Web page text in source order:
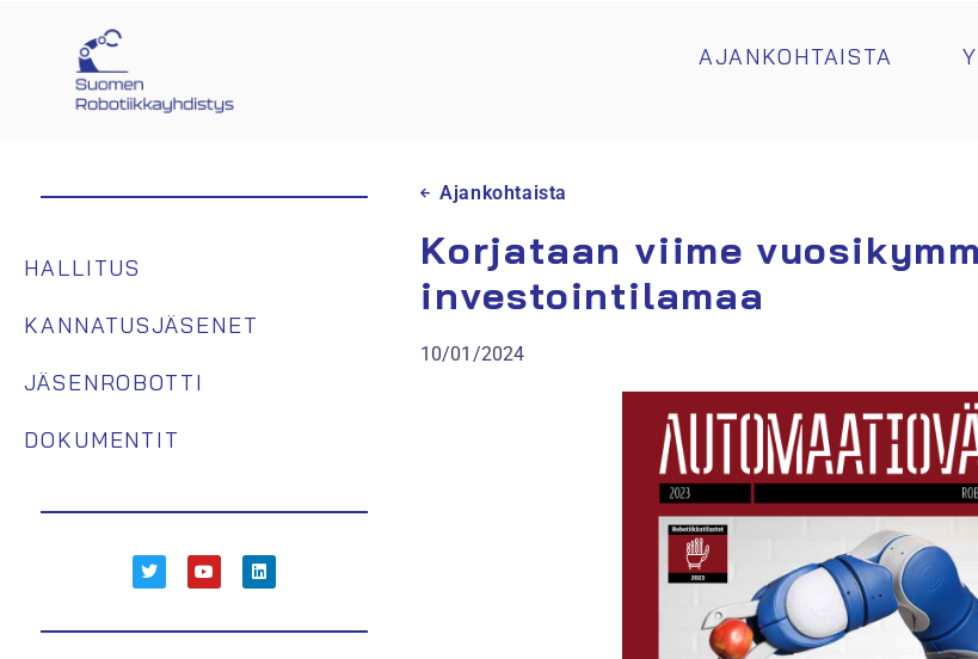
AJANKOHTAISTA
HALLITUS
KANNATUSJÄSENET
JÄSENROBOTTI
DOKUMENTIT
Ajankohtaista
Korjataan viime
investointilamaa
10/01/2024